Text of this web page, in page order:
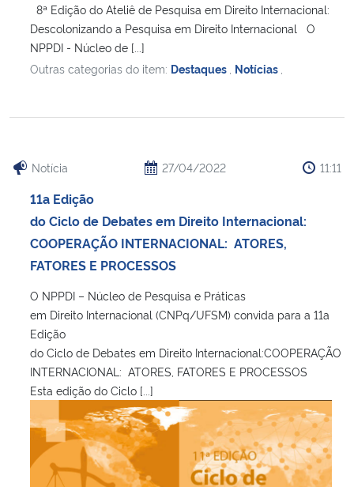
8ª Edição do Ateliê de Pesquisa em Direito Internacional:
Descolonizando a Pesquisa em Direito Internacional O
NPPDI - Núcleo de [...]
Outras categorias do item: Destaques Notícias
Notícia 27/04/2022 11:11
11a Edição
do Ciclo de Debates em Direito Internacional:
COOPERAÇÃO INTERNACIONAL: ATORES,
FATORES E PROCESSOS
O NPPDI – Núcleo de Pesquisa e Práticas
em Direito Internacional (CNPq/UFSM) convida para a 11a
Edição
do Ciclo de Debates em Direito Internacional:COOPERAÇÃO
INTERNACIONAL: ATORES, FATORES E PROCESSOS
Esta edição do Ciclo [...]